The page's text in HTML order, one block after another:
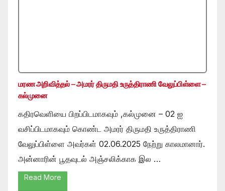
மரண அறிவித்தல் – அமரர் திருமதி உருத்திராணி வேலுப்பிள்ளை –
கல்முனை
கதிரவெளியை பிறப்பிடமாகவும் ,கல்முனை – 02 ஐ
வசிப்பிடமாகவும் கொண்ட அமரர் திருமதி உருத்திராணி
வேலுப்பிள்ளை அவர்கள் 02.06.2025 நேற்று காலமானார்.
அன்னாரின் பூதவுடல் அஞ்சலிக்காக இல …
Read More